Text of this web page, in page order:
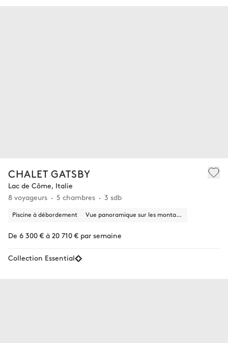
CHALET GATSBY
Lac de Côme, Italie
8 voyageurs
5 chambres 3 sdb
Piscine à débordement Vue panoramique sur les montagnes
De 6 300 € à 20 710 € par semaine
Collection Essential